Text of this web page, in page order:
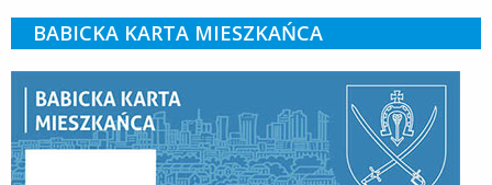
BABICKA KARTA MIESZKAŃCA